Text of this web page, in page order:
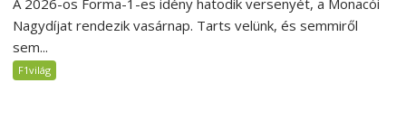
A 2026-os Forma-1-es idény hatodik versenyét, a Monacói
Nagydíjat rendezik vasárnap. Tarts velünk, és semmiről
sem...
F1világ